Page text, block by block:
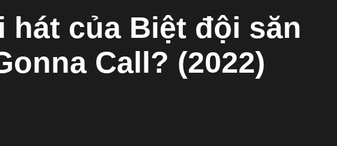
hát của Biệt đội săn
Call? (2022)